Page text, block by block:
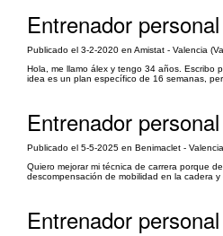
Entrenador
Publicado el 3-2-2020 en Amistat - Valencia
Hola, me llamo álex y tengo 34 años. Escribo
idea es un plan específico de 16 semanas,
Entrenador
Publicado el 5-5-2025 en Benimaclet -
Quiero mejorar mi técnica de carrera porque
descompensación de mobilidad en la cadera
Entrenador